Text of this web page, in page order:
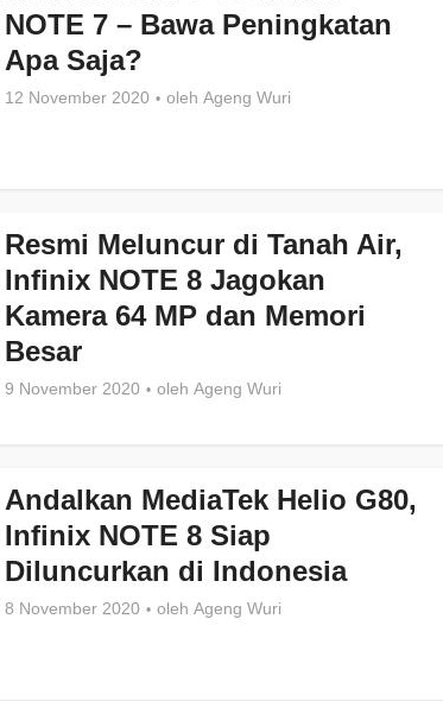
NOTE 7 – Bawa Peningkatan
Apa Saja?
12 November 2020 oleh Ageng Wuri
Resmi Meluncur di Tanah Air,
Infinix NOTE 8 Jagokan
Kamera 64 MP dan Memori
Besar
9 November 2020 oleh Ageng Wuri
Andalkan MediaTek Helio G80,
Infinix NOTE 8 Siap
Diluncurkan di Indonesia
8 November 2020 oleh Ageng Wuri